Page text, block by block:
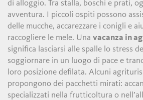
di alloggio. Tra stalla, boschi e prati,
avventura. I piccoli ospiti possono
delle mucche, accarezzare i conigli e
raccogliere le mele. Unavacanza in
significa lasciarsi alle spalle lo stress
soggiornare in un luogo di pace e
loro posizione defilata. Alcuni
propongono dei pacchetti mirati:
specializzati nella frutticoltura o